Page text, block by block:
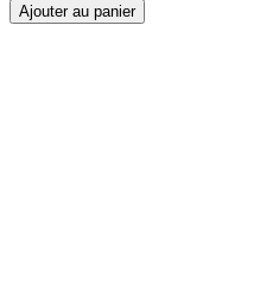
Ajouter au panier